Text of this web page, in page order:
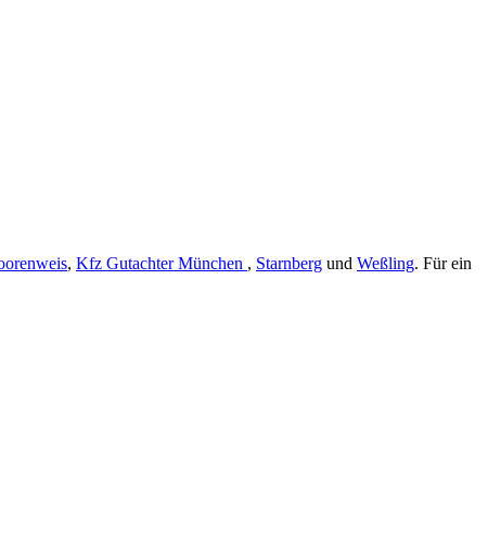
, Kfz Gutachter München , Starnberg und Weßling. Für ein